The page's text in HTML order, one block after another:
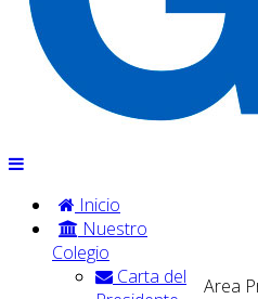
Area
Inicio
Nuestro
Colegio
Carta del